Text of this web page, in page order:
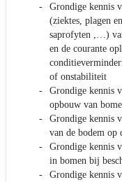
Grondige kennis
(ziektes, plagen
saprofyten ,…)
en de courante
of onstabiliteit
Grondige kennis
opbouw van
Grondige kennis
van de bodem op
Grondige kennis
in bomen bij
Grondige kennis